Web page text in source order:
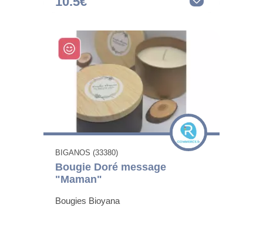
BIGANOS (33380)
Bougie Doré message
"Maman"
Bougies Bioyana